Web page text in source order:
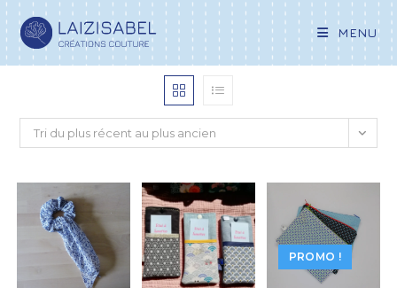
MENU
Tri du plus récent au plus ancien
PROMO !